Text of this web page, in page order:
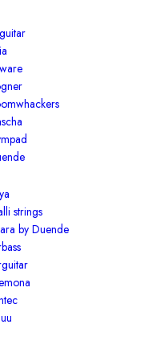
strings
by Duende